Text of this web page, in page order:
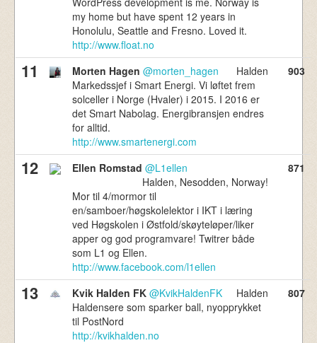
my home but have spent 12 years in
Honolulu, Seattle and Fresno. Loved it.
http://www.float.no
11 Morten Hagen @morten_hagen
Halden
Markedssjef i Smart Energi. Vi løftet frem
solceller i Norge (Hvaler) i 2015. I 2016 er
det Smart Nabolag. Energibransjen endres
for alltid.
http://www.smartenergi.com
903
12 Ellen Romstad @L1ellen
Halden, Nesodden, Norway!
Mor til 4/mormor til
en/samboer/høgskolelektor i IKT i læring
ved Høgskolen i Østfold/skøyteløper/liker
apper og god programvare! Twitrer både
som L1 og Ellen.
http://www.facebook.com/l1ellen
871
13 Kvik Halden FK @KvikHaldenFK
Halden
Haldensere som sparker ball, nyopprykket
til PostNord
http://kvikhalden.no
807